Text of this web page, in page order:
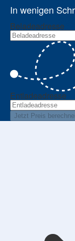
In wenigen
Beladeadresse
Entladeadresse
Jetzt Preis